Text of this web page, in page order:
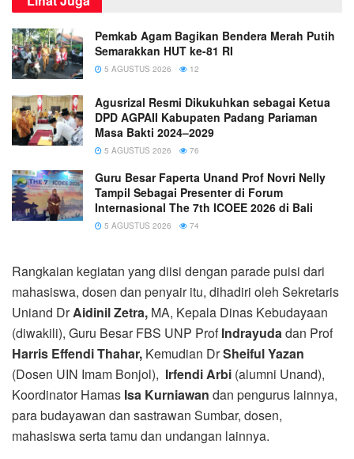
Pemkab Agam Bagikan Bendera Merah Putih
Semarakkan HUT ke-81 RI
5 AGUSTUS 2026 12
Agusrizal Resmi Dikukuhkan sebagai Ketua
DPD AGPAII Kabupaten Padang Pariaman
Masa Bakti 2024–2029
5 AGUSTUS 2026 76
Guru Besar Faperta Unand Prof Novri Nelly
Tampil Sebagai Presenter di Forum
Internasional The 7th ICOEE 2026 di Bali
5 AGUSTUS 2026 74
Rangkaian kegiatan yang diisi dengan parade puisi dari
mahasiswa, dosen dan penyair itu, dihadiri oleh Sekretaris
Uniand DrAidinil Zetra, MA, Kepala Dinas Kebudayaan
(diwakili), Guru Besar FBS UNP ProfIndrayudadan Prof
Harris Effendi Thahar, Kemudian DrSheiful Yazan
(Dosen UIN Imam Bonjol), Irfendi Arbi (alumni Unand),
Koordinator Hamas Isa Kurniawan dan pengurus lainnya,
para budayawan dan sastrawan Sumbar, dosen,
mahasiswa serta tamu dan undangan lainnya.